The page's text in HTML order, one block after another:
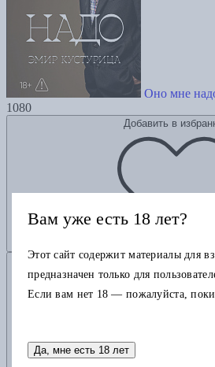
Оно мне
1080
Добавить в
Добавить в
Вам уже есть 18 лет?
Этот сайт содержит материалы для
предназначен только для
Если вам нет 18 — пожалуйста,
Да, мне есть 18 лет